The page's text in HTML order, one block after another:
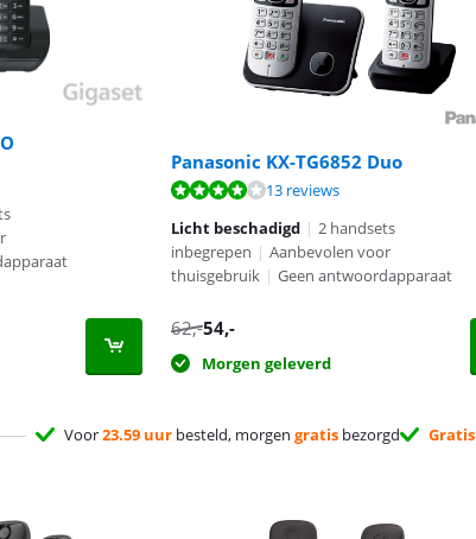
op 81 reviews. Panasonic KX-TG6852 Duo
13 reviews
Licht beschadigd | 2 handsets
inbegrepen | Aanbevolen voor
thuisgebruik | Geen antwoordapparaat
62,-54,-
Morgen geleverd
Voor23.59 uur besteld, morgen gratis bezorgd Gratis